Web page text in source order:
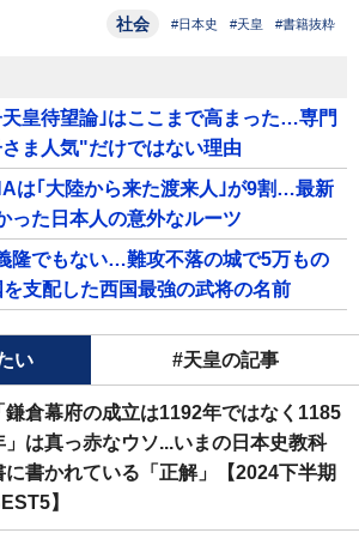
社会 #日本史 #天皇 #書籍抜粋
皇待望論｣はここまで高まった…専門
ま人気"だけではない理由
は｢大陸から来た渡来人｣が9割…最新
った日本人の意外なルーツ
隆でもない…難攻不落の城で5万もの
支配した西国最強の武将の名前
い #天皇の記事
鎌倉幕府の成立は1192年ではなく1185
」は真っ赤なウソ...いまの日本史教科
に書かれている「正解」【2024下半期
】